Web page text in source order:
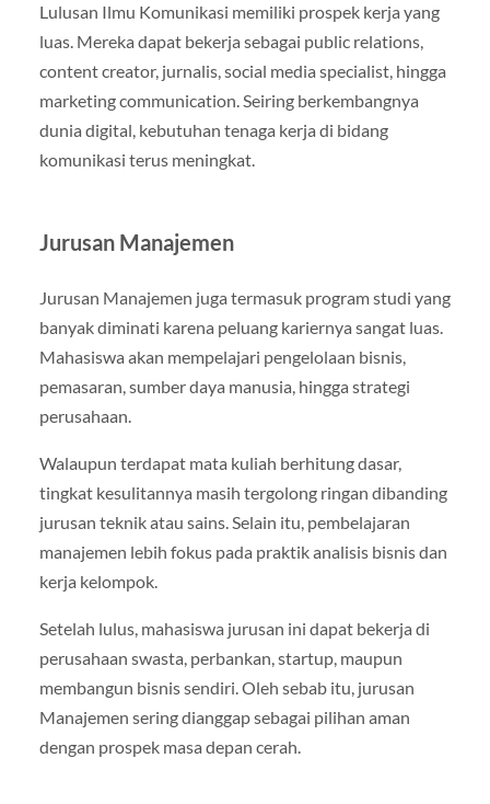
Lulusan Ilmu Komunikasi memiliki prospek kerja yang
luas. Mereka dapat bekerja sebagai public relations,
content creator, jurnalis, social media specialist, hingga
marketing communication. Seiring berkembangnya
dunia digital, kebutuhan tenaga kerja di bidang
komunikasi terus meningkat.
Jurusan Manajemen
Jurusan Manajemen juga termasuk program studi yang
banyak diminati karena peluang kariernya sangat luas.
Mahasiswa akan mempelajari pengelolaan bisnis,
pemasaran, sumber daya manusia, hingga strategi
perusahaan.
Walaupun terdapat mata kuliah berhitung dasar,
tingkat kesulitannya masih tergolong ringan dibanding
jurusan teknik atau sains. Selain itu, pembelajaran
manajemen lebih fokus pada praktik analisis bisnis dan
kerja kelompok.
Setelah lulus, mahasiswa jurusan ini dapat bekerja di
perusahaan swasta, perbankan, startup, maupun
membangun bisnis sendiri. Oleh sebab itu, jurusan
Manajemen sering dianggap sebagai pilihan aman
dengan prospek masa depan cerah.